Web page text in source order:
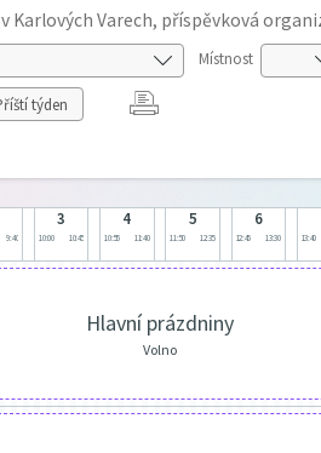
Karlových Varech, příspěvková
Místnost
týden
9:40
3
10:00 10:45
4
10:55 11:40
5
11:50 12:35
6
12:45 13:30 13:40
Hlavní prázdniny
Volno